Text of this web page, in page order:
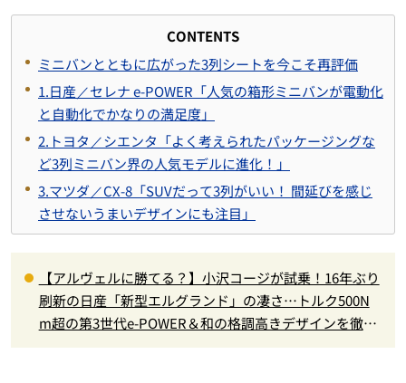
CONTENTS
ミニバンとともに広がった3列シートを今こそ再評価
1.日産／セレナ e-POWER「人気の箱形ミニバンが電動化
と自動化でかなりの満足度」
2.トヨタ／シエンタ「よく考えられたパッケージングな
ど3列ミニバン界の人気モデルに進化！」
3.マツダ／CX-8「SUVだって3列がいい！ 間延びを感じ
させないうまいデザインにも注目」
【アルヴェルに勝てる？】小沢コージが試乗！16年ぶり
刷新の日産「新型エルグランド」の凄さ…トルク500N
m超の第3世代e-POWER＆和の格調高きデザインを徹底